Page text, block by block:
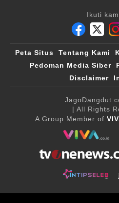
Ikuti
Peta Situs Tentang Kami
Pedoman Media Siber
Disclaimer
| All Rights
A Group Member of